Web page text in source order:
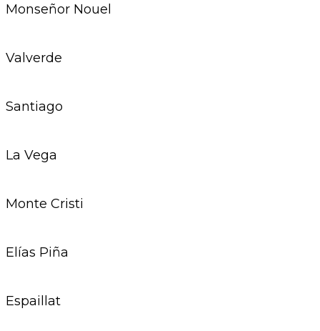
Monseñor Nouel
Valverde
Santiago
La Vega
Monte Cristi
Elías Piña
Espaillat